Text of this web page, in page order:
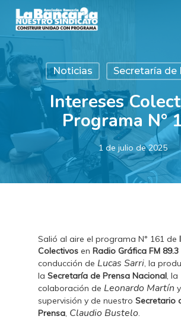
main
content
Noticias Secretaría de
Intereses
Programa N°
1 de julio de 2025
Salió al aire el programa N° 161 de
Colectivos enRadio Gráfica FM 89.3
conducción de Lucas Sarri, la
laSecretaría de Prensa Nacional, la
colaboración de Leonardo Martín
supervisión y de nuestroSecretario
Prensa, Claudio Bustelo.